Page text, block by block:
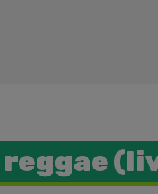
reggae